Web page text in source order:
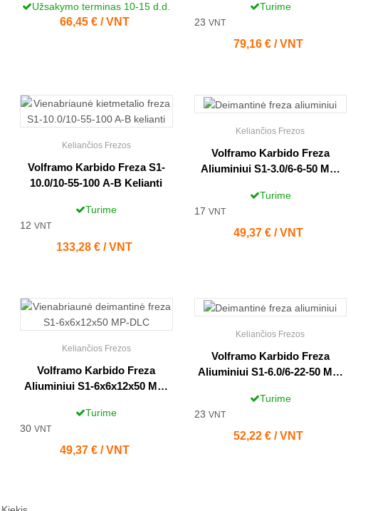
Užsakymo terminas 10-15 d.d.
Kaina
66,45 € / VNT
Turime
23 VNT
Kaina
79,16 € / VNT
Keliančios Frezos
Volframo Karbido Freza S1-
10.0/10-55-100 A-B Kelianti
Turime
12 VNT
Kaina
133,28 € / VNT
Keliančios Frezos
Volframo Karbido Freza
Aliuminiui S1-3.0/6-6-50 MP-
Turime
17 VNT
Kaina
49,37 € / VNT
Keliančios Frezos
Volframo Karbido Freza
Aliuminiui S1-6x6x12x50 MP-
Turime
30 VNT
Kaina
49,37 € / VNT
Keliančios Frezos
Volframo Karbido Freza
Aliuminiui S1-6.0/6-22-50 MP-
Turime
23 VNT
Kaina
52,22 € / VNT